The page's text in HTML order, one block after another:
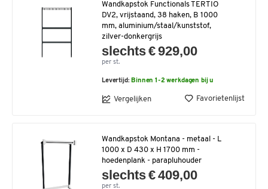
Wandkapstok Functionals TERTIO
DV2, vrijstaand, 38 haken, B 1000
mm, aluminium/staal/kunststof,
zilver-donkergrijs
slechts € 929,00
per st.
Levertijd: Binnen 1-2 werkdagen bij u
Vergelijken Favorietenlijst
Wandkapstok Montana - metaal - L
1000 x D 430 x H 1700 mm -
hoedenplank - parapluhouder
slechts € 409,00
per st.